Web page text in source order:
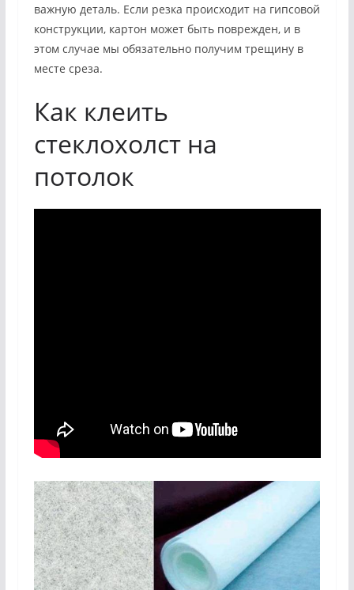
важную деталь. Если резка происходит на гипсовой
конструкции, картон может быть поврежден, и в
этом случае мы обязательно получим трещину в
месте среза.
Как клеить
стеклохолст на
потолок